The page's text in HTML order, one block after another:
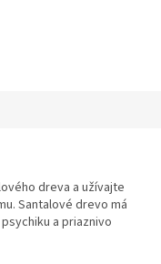
dreva a užívajte
Santalové drevo má
a priaznivo